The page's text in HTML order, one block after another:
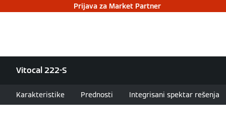
Prijava za Market Partner
Vitocal 222-S
Karakteristike Prednosti Integrisani spektar rešenja